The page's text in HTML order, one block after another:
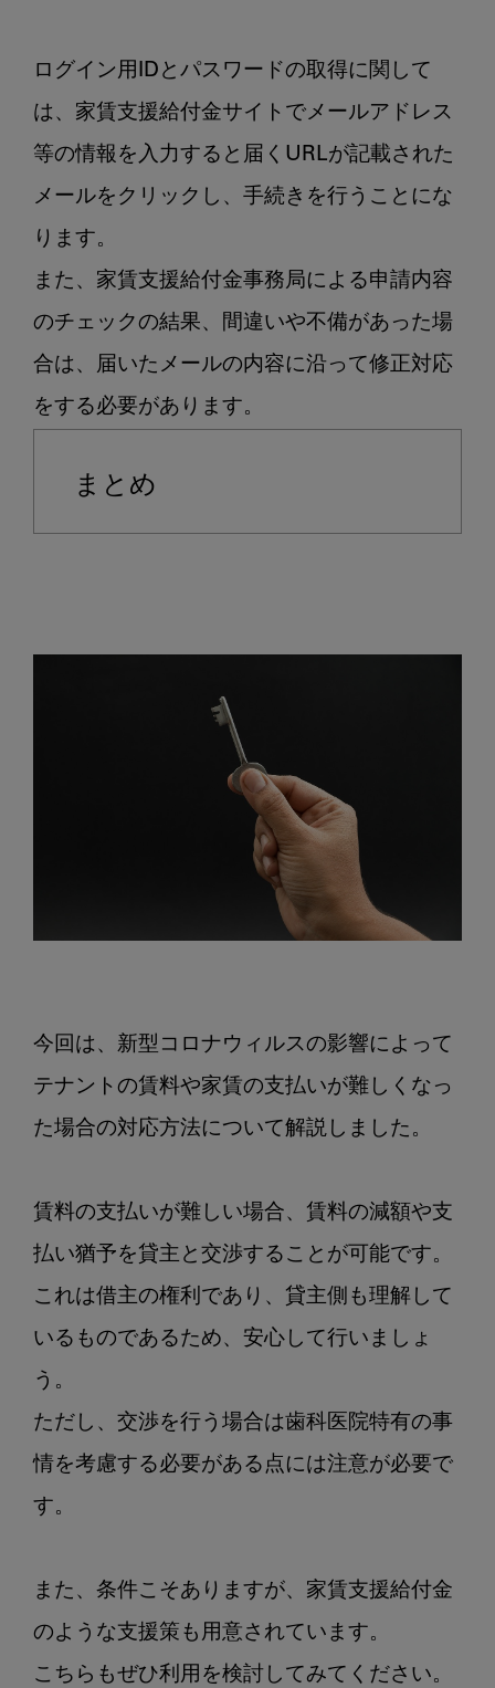
ログイン用IDとパスワードの取得に関して
は、家賃支援給付金サイトでメールアドレス
等の情報を入力すると届くURLが記載された
メールをクリックし、手続きを行うことにな
ります。
また、家賃支援給付金事務局による申請内容
のチェックの結果、間違いや不備があった場
合は、届いたメールの内容に沿って修正対応
まとめ
今回は、新型コロナウィルスの影響によって
テナントの賃料や家賃の支払いが難しくなっ
た場合の対応方法について解説しました。
賃料の支払いが難しい場合、賃料の減額や支
払い猶予を貸主と交渉することが可能です。
これは借主の権利であり、貸主側も理解して
いるものであるため、安心して行いましょ
う。
ただし、交渉を行う場合は歯科医院特有の事
情を考慮する必要がある点には注意が必要で
す。
また、条件こそありますが、家賃支援給付金
のような支援策も用意されています。
こちらもぜひ利用を検討してみてください。